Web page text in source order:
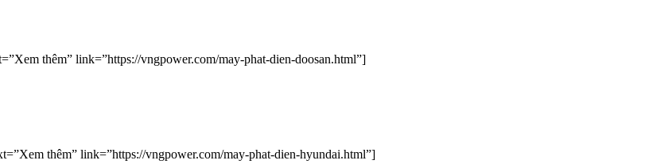
thêm” link=”https://vngpower.com/may-phat-dien-doosan.html”]
thêm” link=”https://vngpower.com/may-phat-dien-hyundai.html”]